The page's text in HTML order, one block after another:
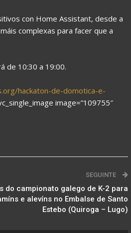
con Home Assistant, desde a
complexas para facer que a
de 10:30 a 19:00.
hackaton-de-domotica-e-
image=”109755″
SEGUINTE
do campionato galego de K-2 para
e alevíns no Embalse de Santo
Estebo (Quiroga – Lugo)